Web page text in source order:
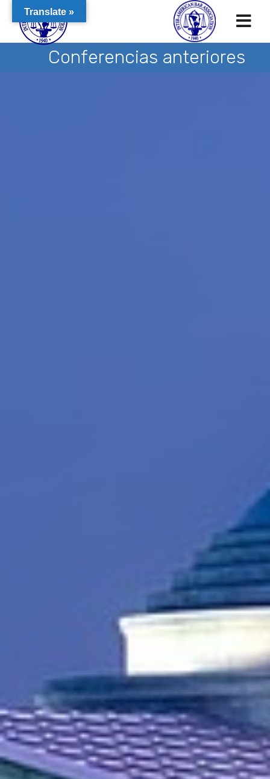
Conferencias anteriores
Translate »